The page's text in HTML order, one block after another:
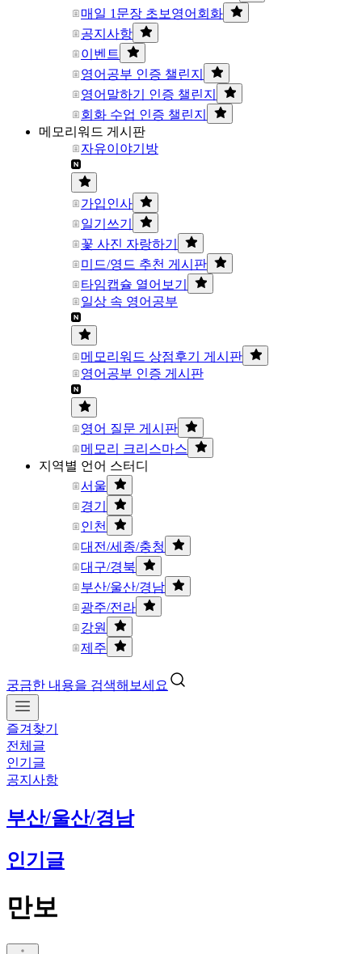
매일 1문장 초보영어회화
공지사항
이벤트
영어공부 인증 챌린지
영어말하기 인증 챌린지
회화 수업 인증 챌린지
메모리워드 게시판
자유이야기방
가입인사
일기쓰기
꽃 사진 자랑하기
미드/영드 추천 게시판
타임캡슐 열어보기
일상 속 영어공부
메모리워드 상점후기 게시판
영어공부 인증 게시판
영어 질문 게시판
메모리 크리스마스
지역별 언어 스터디
서울
경기
인천
대전/세종/충청
대구/경북
부산/울산/경남
광주/전라
강원
제주
궁금한 내용을 검색해보세요
즐겨찾기
전체글
인기글
공지사항
부산/울산/경남
인기글
만보